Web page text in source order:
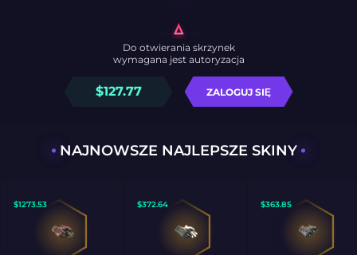
$127.77 ZALOGUJ SIĘ
Do otwierania skrzynek
wymagana jest autoryzacja
NAJNOWSZE NAJLEPSZE SKINY
$1273.53 $372.64 $363.85